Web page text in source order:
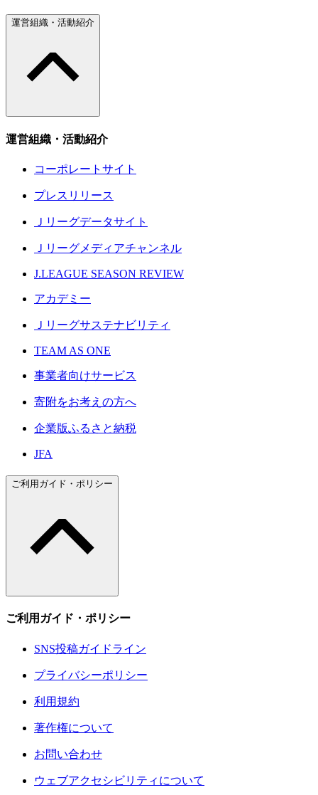
運営組織・活動紹介
運営組織・活動紹介
コーポレートサイト
プレスリリース
Ｊリーグデータサイト
Ｊリーグメディアチャンネル
J.LEAGUE SEASON REVIEW
アカデミー
Ｊリーグサステナビリティ
TEAM AS ONE
事業者向けサービス
寄附をお考えの方へ
企業版ふるさと納税
JFA
ご利用ガイド・ポリシー
ご利用ガイド・ポリシー
SNS投稿ガイドライン
プライバシーポリシー
利用規約
著作権について
お問い合わせ
ウェブアクセシビリティについて